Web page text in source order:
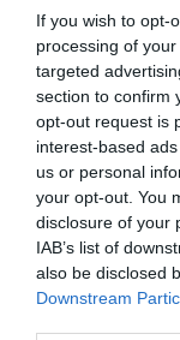
If you wish to opt-
processing of
targeted
section to confirm
opt-out request is
interest-based
us or personal
your opt-out. You
disclosure of your
IAB’s list of
also be disclosed
Downstream
nuova